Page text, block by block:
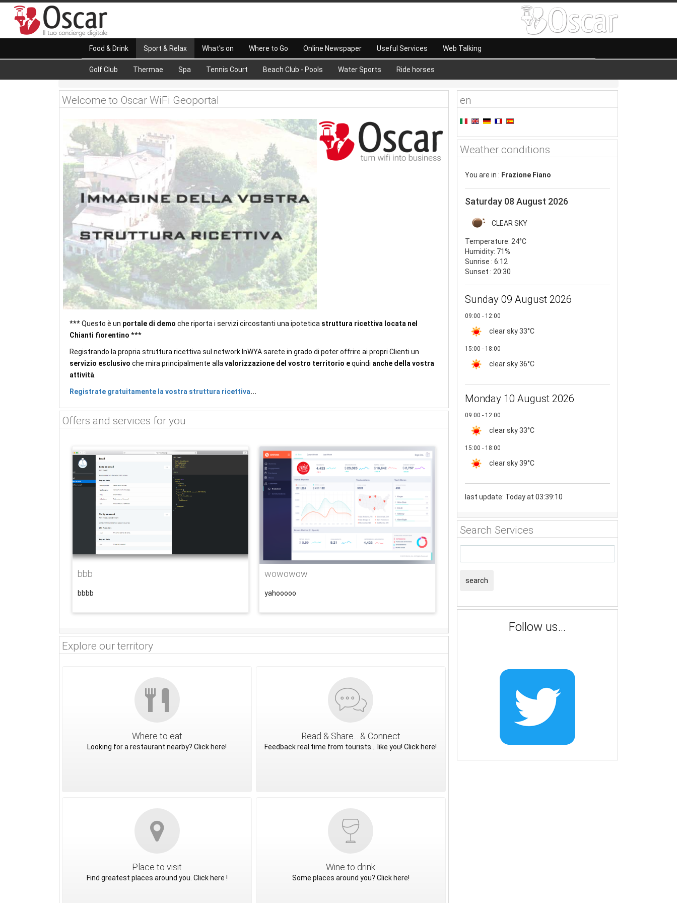
Food & Drink Sport & Relax
Golf Club Thermae Spa Tennis Court Beach Club - Pools Water Sports Ride horses
What's on Where to Go Online Newspaper Useful Services Web Talking
Welcome to Oscar WiFi Geoportal
*** Questo è un portale di demo che riporta i servizi circostanti una ipotetica struttura ricettiva locata nel
Chianti fiorentino ***
Registrando la propria struttura ricettiva sul network InWYA sarete in grado di poter offrire ai propri Clienti un
servizio esclusivo che mira principalmente allavalorizzazione del vostro territorio equindi anche della vostra
attività.
Registrate gratuitamente la vostra struttura ricettiva...
Offers and services for you
bbb
bbbb
wowowow
yahooooo
Explore our territory
Where to eat
Looking for a restaurant nearby? Click here!
Read & Share... & Connect
Feedback real time from tourists... like you! Click here!
Place to visit
Find greatest places around you. Click here !
Wine to drink
Some places around you? Click here!
en
Weather conditions
You are in : Frazione Fiano
Saturday 08 August 2026
CLEAR SKY
Temperature: 24°C
Humidity: 71%
Sunrise : 6:12
Sunset : 20:30
Sunday 09 August 2026
09:00 - 12:00
clear sky 33°C
15:00 - 18:00
clear sky 36°C
Monday 10 August 2026
09:00 - 12:00
clear sky 33°C
15:00 - 18:00
clear sky 39°C
last update: Today at 03:39:10
Search Services
search
Follow us...